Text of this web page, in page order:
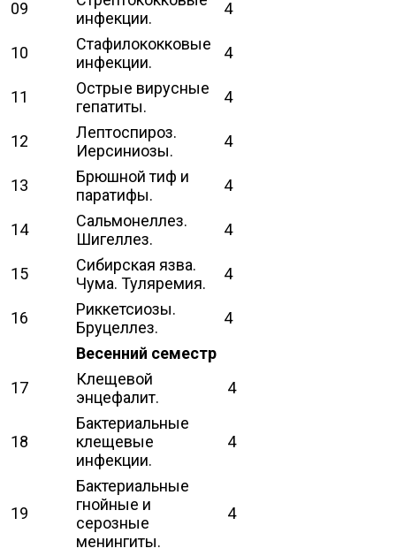
09
инфекции.
4
10
Стафилококковые
инфекции.
4
11
Острые вирусные
гепатиты.
4
12
Лептоспироз.
Иерсиниозы.
4
13
Брюшной тиф и
паратифы.
4
14
Сальмонеллез.
Шигеллез.
4
15
Сибирская язва.
Чума. Туляремия.
4
16
Риккетсиозы.
Бруцеллез.
4
Весенний семестр
17
Клещевой
энцефалит.
4
18
Бактериальные
клещевые
инфекции.
4
19
Бактериальные
гнойные и
серозные
менингиты.
4